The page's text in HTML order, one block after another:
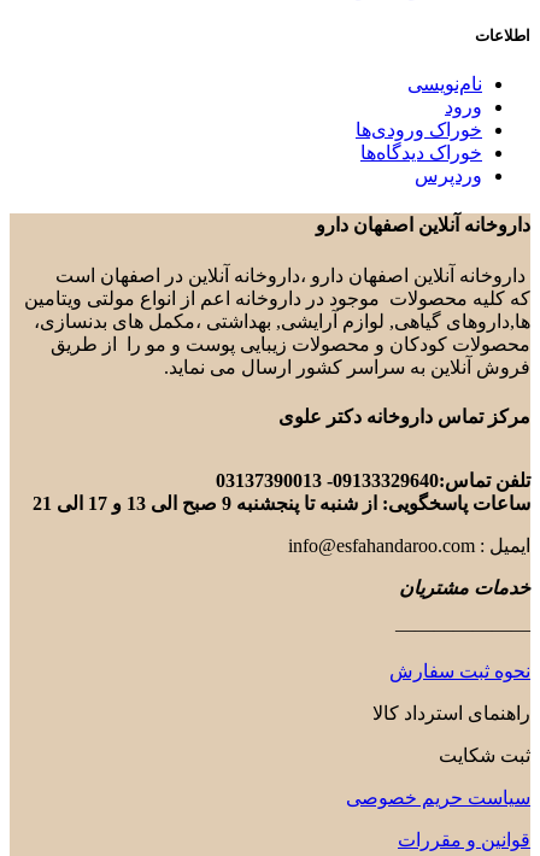
اطلاعات
نام‌نویسی
ورود
خوراک ورودی‌ها
خوراک دیدگاه‌ها
وردپرس
داروخانه آنلاین اصفهان دارو
داروخانه آنلاین اصفهان دارو ،داروخانه آنلاین در اصفهان است
که کلیه محصولات موجود در داروخانه اعم از انواع مولتی ویتامین
ها,داروهای گیاهی, لوازم آرایشی, بهداشتی ،مکمل های بدنسازی،
محصولات کودکان و محصولات زیبایی پوست و مو را از طریق
فروش آنلاین به سراسر کشور ارسال می نماید.
مرکز تماس داروخانه دکتر علوی
تلفن تماس:09133329640- 03137390013
ساعات پاسخگویی: از شنبه تا پنجشنبه 9 صبح الی 13 و 17 الی 21
ایمیل : info@esfahandaroo.com
خدمات مشتریان
———————
نحوه ثبت سفارش
راهنمای استرداد کالا
ثبت شکایت
سیاست حریم خصوصی
قوانین و مقررات